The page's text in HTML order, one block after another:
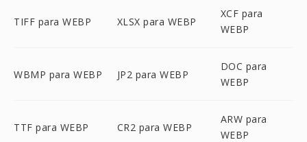
TIFF para WEBP XLSX para WEBP
XCF para
WEBP
WBMP para WEBP JP2 para WEBP
DOC para
WEBP
TTF para WEBP CR2 para WEBP
ARW para
WEBP